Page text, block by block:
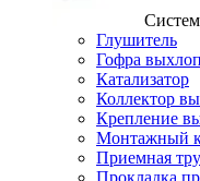
Глушитель
Гофра
Катализатор
Коллектор
Крепление
Монтажный
Приемная
Прокладка